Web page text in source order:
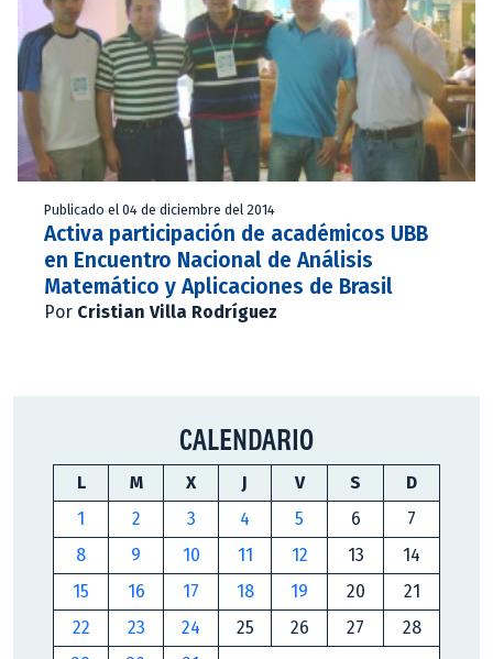
Publicado el 04 de diciembre del 2014
Activa participación de académicos UBB
en Encuentro Nacional de Análisis
Matemático y Aplicaciones de Brasil
Por Cristian Villa Rodríguez
CALENDARIO
L M X J V S
D
1
2 3 4 5 6
7
8
9 10 11 12 13
14
15
16 17 18 19 20
21
22
23 24 25 26 27
28